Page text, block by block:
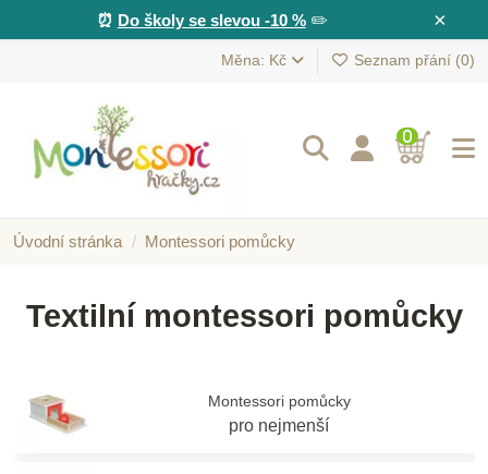
×
⏰ Do školy se slevou -10 %✏️
Měna: Kč Seznam přání (0)
0
Úvodní stránka Montessori pomůcky
Textilní montessori pomůcky
Montessori pomůcky
pro nejmenší